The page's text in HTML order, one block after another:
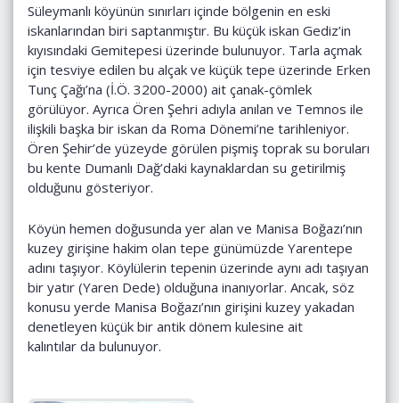
Süleymanlı köyünün sınırları içinde bölgenin en eski
iskanlarından biri saptanmıştır. Bu küçük iskan Gediz’in
kıyısındaki Gemitepesi üzerinde bulunuyor. Tarla açmak
için tesviye edilen bu alçak ve küçük tepe üzerinde Erken
Tunç Çağı’na (İ.Ö. 3200-2000) ait çanak-çömlek
görülüyor. Ayrıca Ören Şehri adıyla anılan ve Temnos ile
ilişkili başka bir iskan da Roma Dönemi’ne tarihleniyor.
Ören Şehir’de yüzeyde görülen pişmiş toprak su boruları
bu kente Dumanlı Dağ’daki kaynaklardan su getirilmiş
olduğunu gösteriyor.
Köyün hemen doğusunda yer alan ve Manisa Boğazı’nın
kuzey girişine hakim olan tepe günümüzde Yarentepe
adını taşıyor. Köylülerin tepenin üzerinde aynı adı taşıyan
bir yatır (Yaren Dede) olduğuna inanıyorlar. Ancak, söz
konusu yerde Manisa Boğazı’nın girişini kuzey yakadan
denetleyen küçük bir antik dönem kulesine ait
kalıntılar da bulunuyor.